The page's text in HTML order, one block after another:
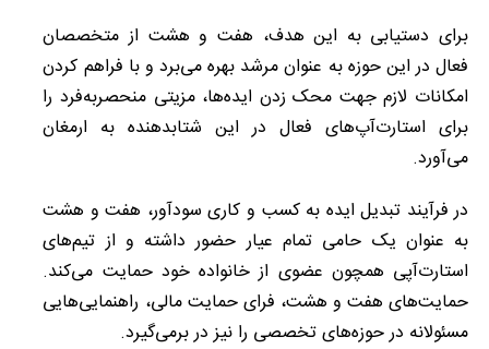
برای دستیابی به این هدف، هفت و هشت از متخصصان
فعال در این حوزه به عنوان مرشد بهره می‌‏برد و با فراهم کردن
امکانات لازم جهت محک زدن ایده‌‏ها، مزیتی منحصربه‌‏فرد را
برای استارت‌‏آپ‏‌های فعال در این شتاب‏دهنده به ارمغان
می‏‌آورد.
در فرآیند تبدیل ایده به کسب و کاری سودآور، هفت و هشت
به عنوان یک حامی تمام عیار حضور داشته و از تیم‏‌های
استارت‏‌آپی همچون عضوی از خانواده خود حمایت می‏‌کند.
حمایت‏‌های هفت و هشت، فرای حمایت مالی، راهنمایی‏‌هایی
مسئولانه در حوزه‏‌های تخصصی را نیز در برمی‏‌گیرد.